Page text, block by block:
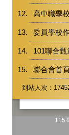
高中職學
委員學校
101聯合甄
聯合會首
到站人次：
115